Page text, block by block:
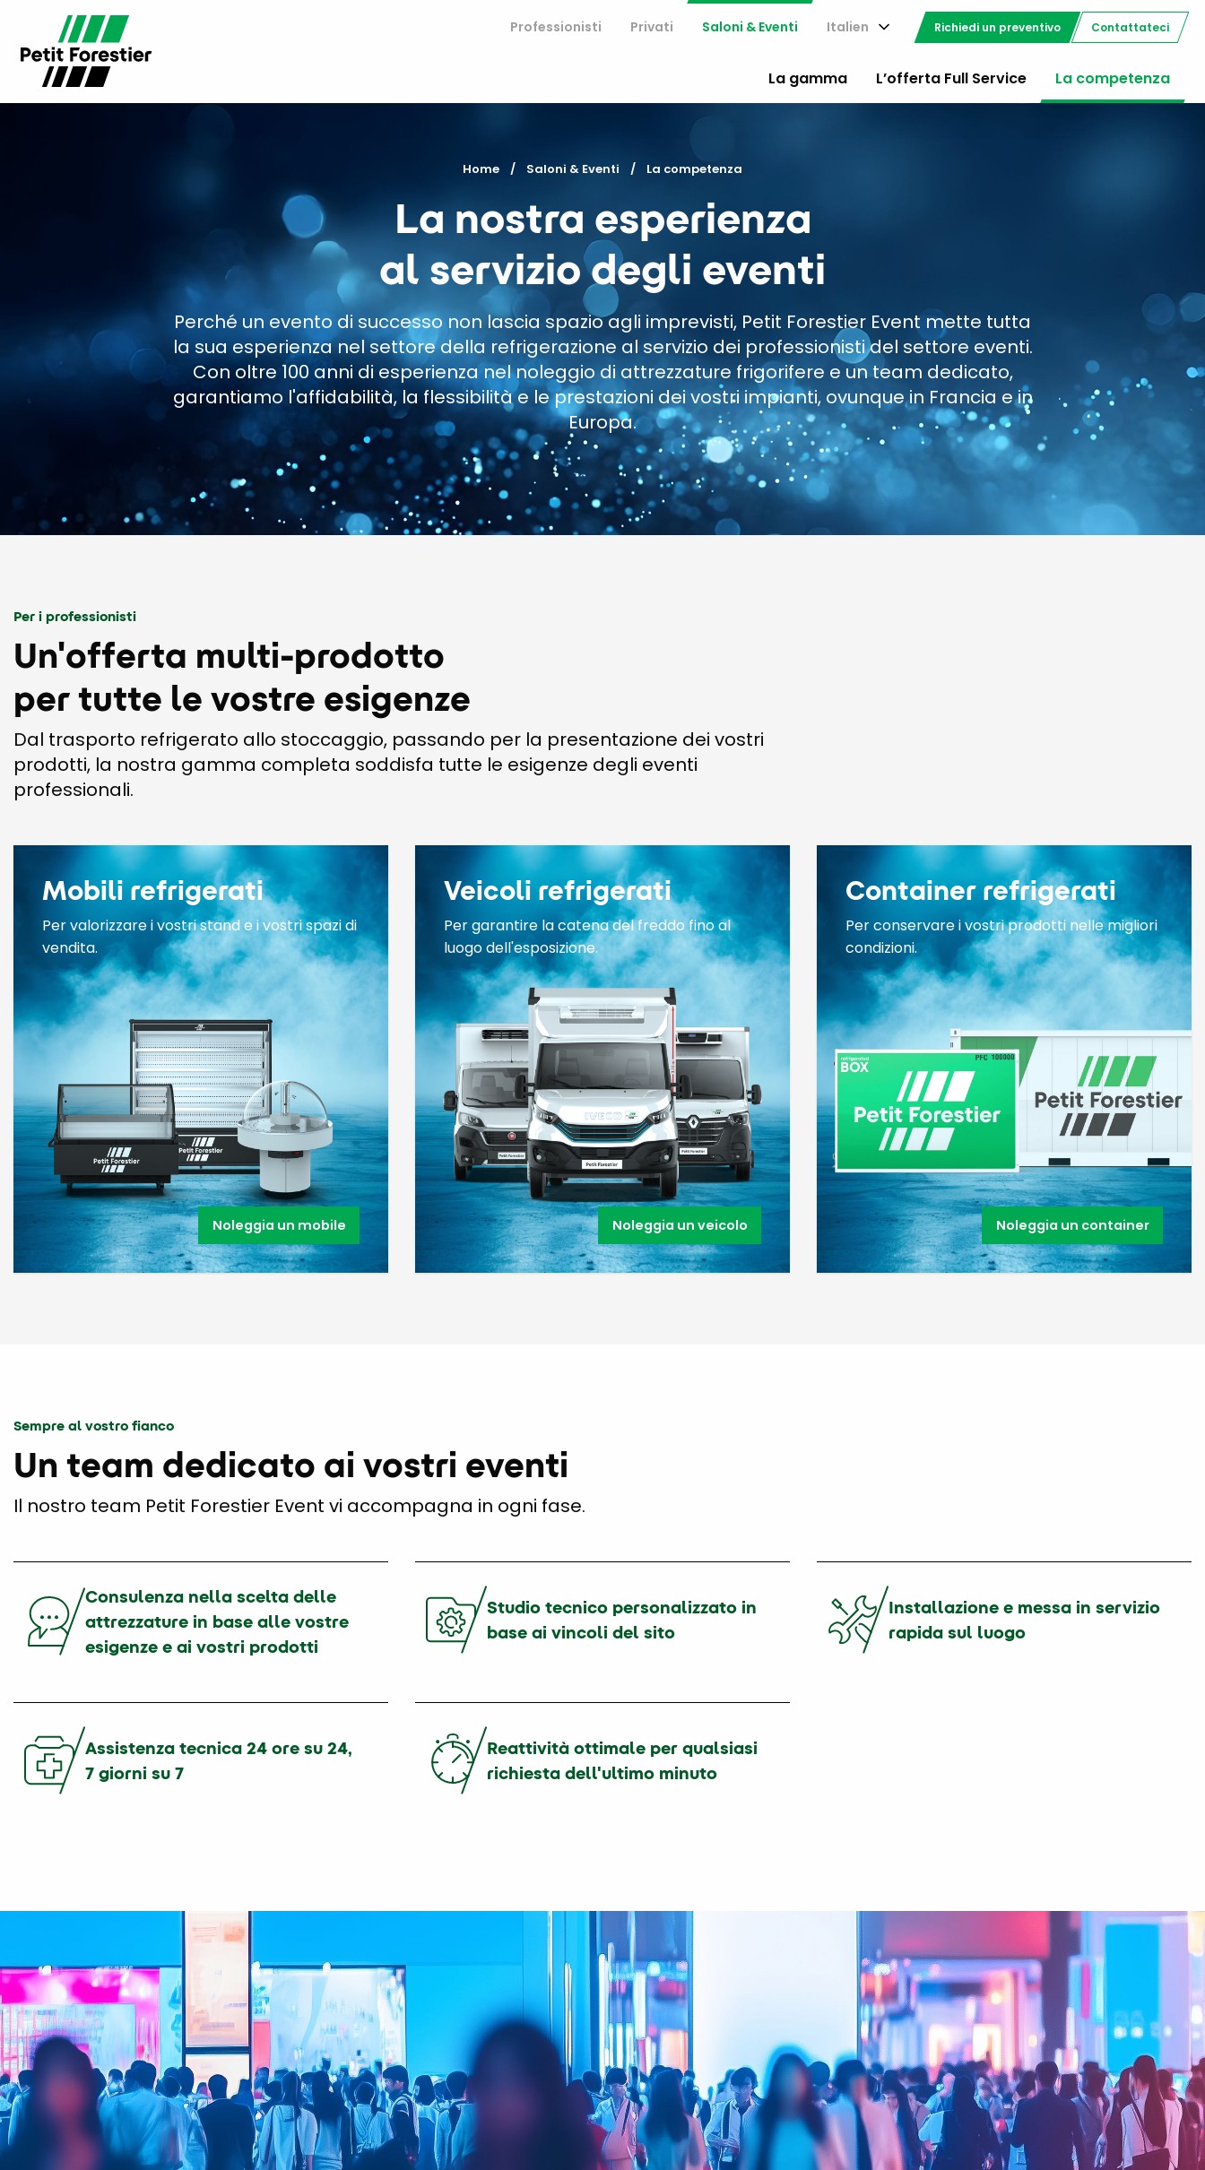
Professionisti Privati Saloni & Eventi Italien Richiedi un preventivo Contattateci
La gamma L’offerta Full Service La competenza
Home Saloni & Eventi Current:
La competenza
La nostra esperienza
al servizio degli eventi
Perché un evento di successo non lascia spazio agli imprevisti, Petit Forestier Event mette tutta
la sua esperienza nel settore della refrigerazione al servizio dei professionisti del settore eventi.
Con oltre 100 anni di esperienza nel noleggio di attrezzature frigorifere e un team dedicato,
garantiamo l'affidabilità, la flessibilità e le prestazioni dei vostri impianti, ovunque in Francia e in
Europa.
Per i professionisti
Un'offerta multi-prodotto
per tutte le vostre esigenze
Dal trasporto refrigerato allo stoccaggio, passando per la presentazione dei vostri
prodotti, la nostra gamma completa soddisfa tutte le esigenze degli eventi
professionali.
Mobili refrigerati
Per valorizzare i vostri stand e i vostri spazi di
vendita.
Noleggia un mobile
Veicoli refrigerati
Per garantire la catena del freddo fino al
luogo dell'esposizione.
Noleggia un veicolo
Container refrigerati
Per conservare i vostri prodotti nelle migliori
condizioni.
Noleggia un container
Sempre al vostro fianco
Un team dedicato ai vostri eventi
Il nostro team Petit Forestier Event vi accompagna in ogni fase.
Consulenza nella scelta delle
attrezzature in base alle vostre
esigenze e ai vostri prodotti
Studio tecnico personalizzato in
base ai vincoli del sito
Installazione e messa in servizio
rapida sul luogo
Assistenza tecnica 24 ore su 24,
7 giorni su 7
Reattività ottimale per qualsiasi
richiesta dell'ultimo minuto